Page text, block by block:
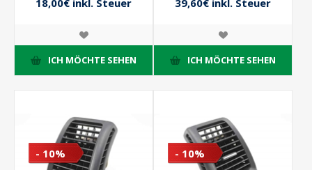
ICH MÖCHTE SEHEN ICH MÖCHTE SEHEN
- 10% - 10%